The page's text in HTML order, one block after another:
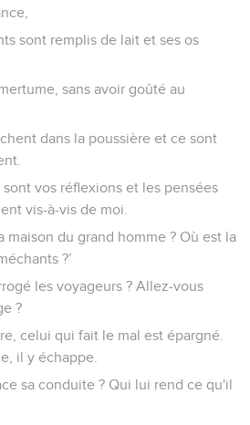
sont remplis de lait et ses os
sans avoir goûté au
dans la poussière et ce sont
vos réflexions et les pensées
vis-à-vis de moi.
maison du grand homme ? Où est la
?’
les voyageurs ? Allez-vous
?
celui qui fait le mal est épargné.
il y échappe.
sa conduite ? Qui lui rend ce qu'il